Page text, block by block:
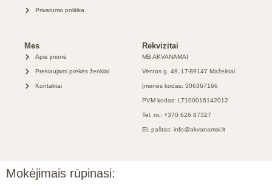
Privatumo politika
Mes
Apie įmonė
Prekiaujami prekės ženklai
Kontaktai
Rekvizitai
MB AKVANAMAI
Ventos g. 49, LT-89147 Mažeikiai
Įmonės kodas: 306367166
PVM kodas: LT100016142012
Tel. nr.: +370 626 87327
El. paštas: info@akvanamai.lt
Mokėjimais rūpinasi: